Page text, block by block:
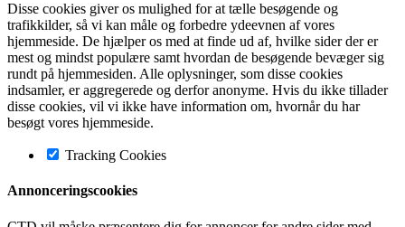
Disse cookies giver os mulighed for at tælle besøgende og
trafikkilder, så vi kan måle og forbedre ydeevnen af vores
hjemmeside. De hjælper os med at finde ud af, hvilke sider der er
mest og mindst populære samt hvordan de besøgende bevæger sig
rundt på hjemmesiden. Alle oplysninger, som disse cookies
indsamler, er aggregerede og derfor anonyme. Hvis du ikke tillader
disse cookies, vil vi ikke have information om, hvornår du har
besøgt vores hjemmeside.
Tracking Cookies
Annonceringscookies